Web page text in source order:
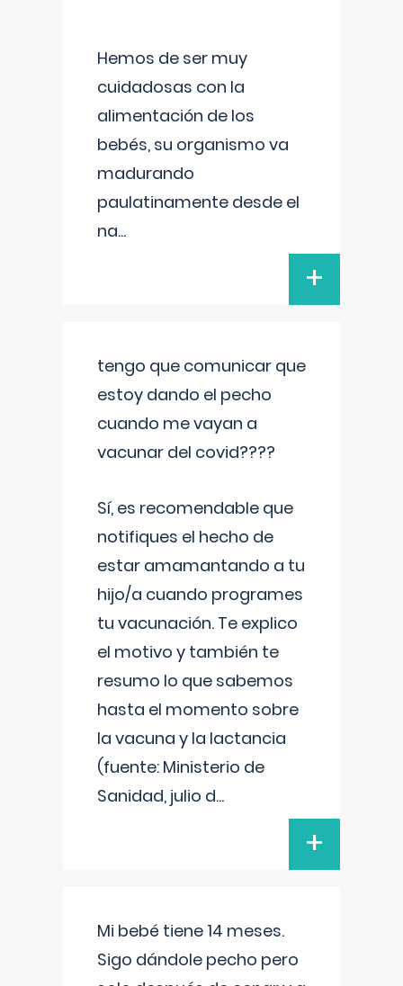
Hemos de ser muy
cuidadosas con la
alimentación de los
bebés, su organismo va
madurando
paulatinamente desde el
na...
+
tengo que comunicar que
estoy dando el pecho
cuando me vayan a
vacunar del covid????
Sí, es recomendable que
notifiques el hecho de
estar amamantando a tu
hijo/a cuando programes
tu vacunación. Te explico
el motivo y también te
resumo lo que sabemos
hasta el momento sobre
la vacuna y la lactancia
(fuente: Ministerio de
Sanidad, julio d...
+
Mi bebé tiene 14 meses.
Sigo dándole pecho pero